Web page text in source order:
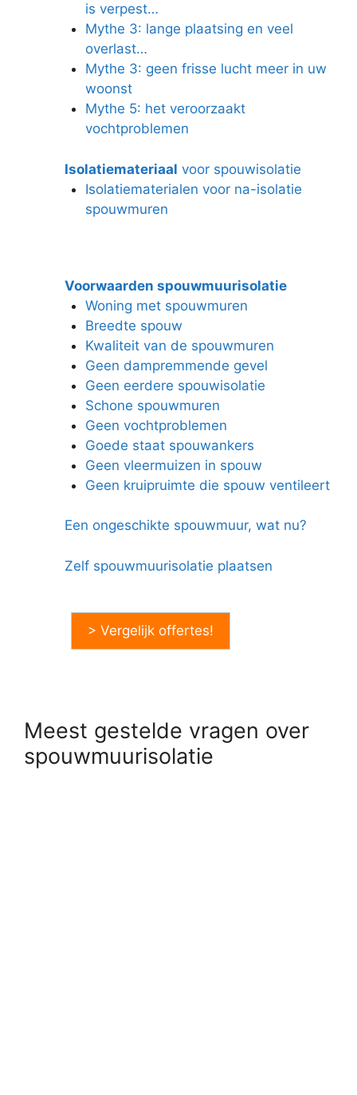
is verpest…
Mythe 3: lange plaatsing en veel
overlast…
Mythe 3: geen frisse lucht meer in uw
woonst
Mythe 5: het veroorzaakt
vochtproblemen
Isolatiemateriaal voor spouwisolatie
Isolatiematerialen voor na-isolatie
spouwmuren
Voorwaarden spouwmuurisolatie
Woning met spouwmuren
Breedte spouw
Kwaliteit van de spouwmuren
Geen dampremmende gevel
Geen eerdere spouwisolatie
Schone spouwmuren
Geen vochtproblemen
Goede staat spouwankers
Geen vleermuizen in spouw
Geen kruipruimte die spouw ventileert
Een ongeschikte spouwmuur, wat nu?
Zelf spouwmuurisolatie plaatsen
> Vergelijk offertes!
Meest gestelde vragen over
spouwmuurisolatie